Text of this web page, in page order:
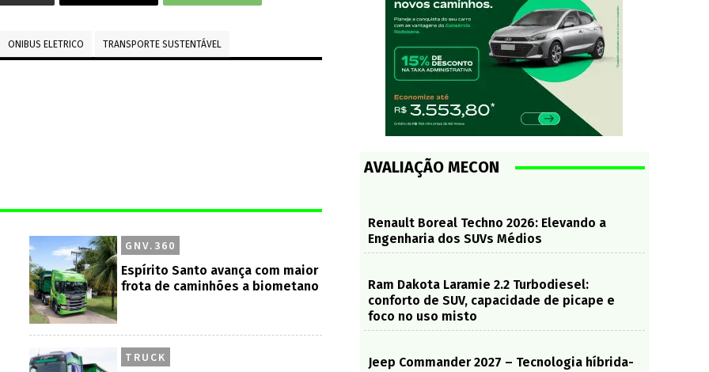
ONIBUS ELETRICO TRANSPORTE SUSTENTÁVEL
GNV.360
Espírito Santo avança com maior
frota de caminhões a biometano
TRUCK
AVALIAÇÃO MECON
Renault Boreal Techno 2026: Elevando a
Engenharia dos SUVs Médios
Ram Dakota Laramie 2.2 Turbodiesel:
conforto de SUV, capacidade de picape e
foco no uso misto
Jeep Commander 2027 – Tecnologia híbrida-